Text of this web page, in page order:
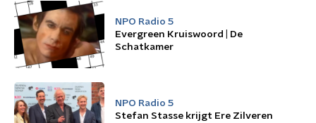
NPO Radio 5
Evergreen Kruiswoord | De
Schatkamer
NPO Radio 5
Stefan Stasse krijgt Ere Zilveren